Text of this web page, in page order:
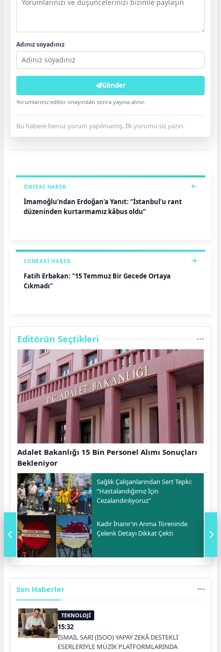
Adınız soyadınız
Gönder
Yorumlarınız editör onayından sonra yayına alınır.
Bu habere henüz yorum yapılmamış. İlk yorumu siz yazın.
ÖNCEKI HABER
İmamoğlu’ndan Erdoğan’a Yanıt: “İstanbul’u rant
düzeninden kurtarmamız kâbus oldu”
SONRAKI HABER
Fatih Erbakan: "15 Temmuz Bir Gecede Ortaya
Çıkmadı"
Editörün Seçtikleri
Adalet Bakanlığı 15 Bin Personel Alımı Sonuçları
Bekleniyor
Sağlık Çalışanlarından Sert Tepki:
“Hastalandığımız İçin
Cezalandırılıyoruz”
Kadir İnanır’ın Anma Töreninde
Çelenk Detayı Dikkat Çekti
Son Haberler
TEKNOLOJİ
15:32
İSMAİL SARI (İSOO) YAPAY ZEKÂ DESTEKLİ
ESERLERİYLE MÜZİK PLATFORMLARINDA